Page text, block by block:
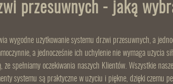
przesuwnych - jaką
wygodne użytkowanie systemu drzwi przesuwnych, a
a jednocześnie ich uchylenie nie wymaga użycia
że spełniamy oczekiwania naszych Klientów. Wszystkie
systemu są praktyczne w użyciu i piękne, dzięki